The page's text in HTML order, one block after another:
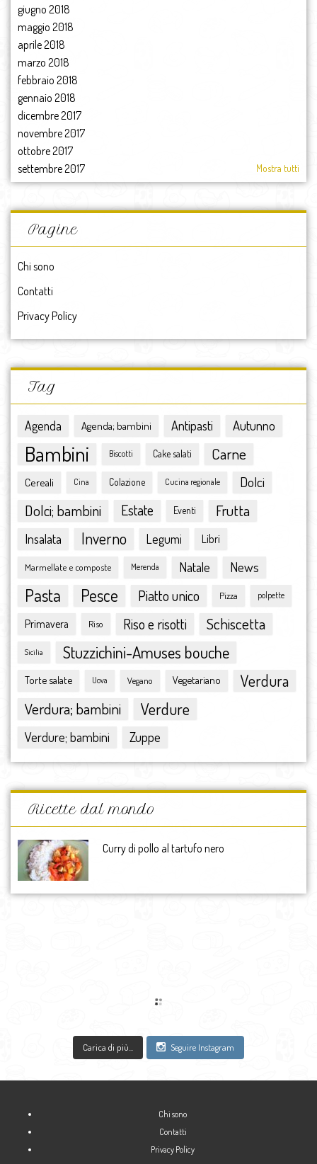
giugno 2018
maggio 2018
aprile 2018
marzo 2018
febbraio 2018
gennaio 2018
dicembre 2017
novembre 2017
ottobre 2017
settembre 2017
agosto 2017
luglio 2017
giugno 2017
maggio 2017
marzo 2017
febbraio 2017
gennaio 2017
dicembre 2016
novembre 2016
ottobre 2016
settembre 2016
luglio 2016
giugno 2016
aprile 2016
marzo 2016
gennaio 2016
ottobre 2015
agosto 2015
luglio 2015
maggio 2015
aprile 2015
marzo 2015
febbraio 2015
novembre 2014
ottobre 2014
settembre 2014
agosto 2014
luglio 2014
giugno 2014
maggio 2014
settembre 2013
Mostra tutti
Pagine
Chi sono
Contatti
Privacy Policy
Tag
Agenda Agenda; bambini Antipasti Autunno
Bambini Biscotti Cake salati Carne
Cereali Cina Colazione Cucina regionale Dolci
Dolci; bambini Estate Eventi Frutta
Insalata Inverno Legumi Libri
Marmellate e composte Merenda Natale News
Pasta Pesce Piatto unico Pizza polpette
Primavera Riso Riso e risotti Schiscetta
Sicilia Stuzzichini-Amuses bouche
Torte salate Uova Vegano Vegetariano Verdura
Verdura; bambini Verdure
Verdure; bambini Zuppe
Ricette dal mondo
Curry di pollo al tartufo nero
Carica di più... Seguire Instagram
Chi sono
Contatti
Privacy Policy